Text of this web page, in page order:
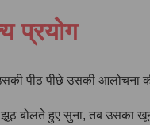
प्रयोग
पीठ पीछे उसकी आलोचना
बोलते हुए सुना, तब उसका